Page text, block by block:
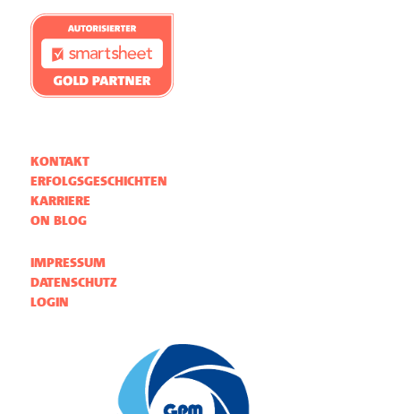
KONTAKT
ERFOLGSGESCHICHTEN
KARRIERE
ON BLOG
IMPRESSUM
DATENSCHUTZ
LOGIN